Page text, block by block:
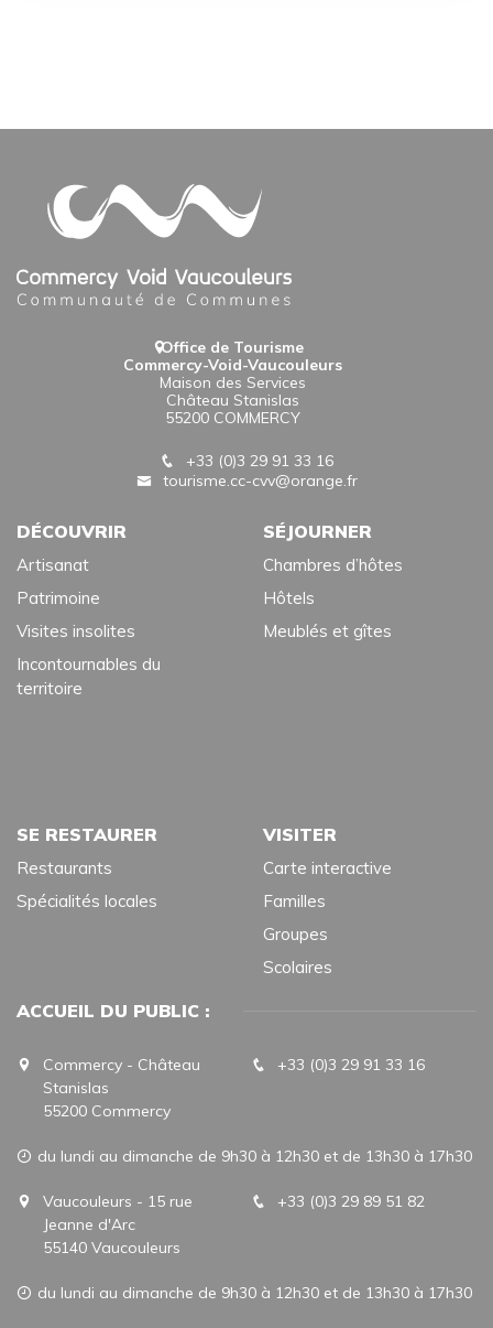
Office de Tourisme
Commercy-Void-Vaucouleurs
Maison des Services
Château Stanislas
55200 COMMERCY
+33 (0)3 29 91 33 16
tourisme.cc-cvv@orange.fr
DÉCOUVRIR
Artisanat
Patrimoine
Visites insolites
Incontournables du
territoire
SÉJOURNER
Chambres d’hôtes
Hôtels
Meublés et gîtes
SE RESTAURER
Restaurants
Spécialités locales
VISITER
Carte interactive
Familles
Groupes
Scolaires
ACCUEIL DU PUBLIC :
Commercy - Château
Stanislas
55200 Commercy
+33 (0)3 29 91 33 16
du lundi au dimanche de 9h30 à 12h30 et de 13h30 à 17h30
Vaucouleurs - 15 rue
Jeanne d'Arc
55140 Vaucouleurs
+33 (0)3 29 89 51 82
du lundi au dimanche de 9h30 à 12h30 et de 13h30 à 17h30